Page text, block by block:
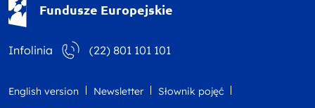
Fundusze Europejskie
Infolinia (22) 801 101 101
English version Newsletter
Słownik pojęć